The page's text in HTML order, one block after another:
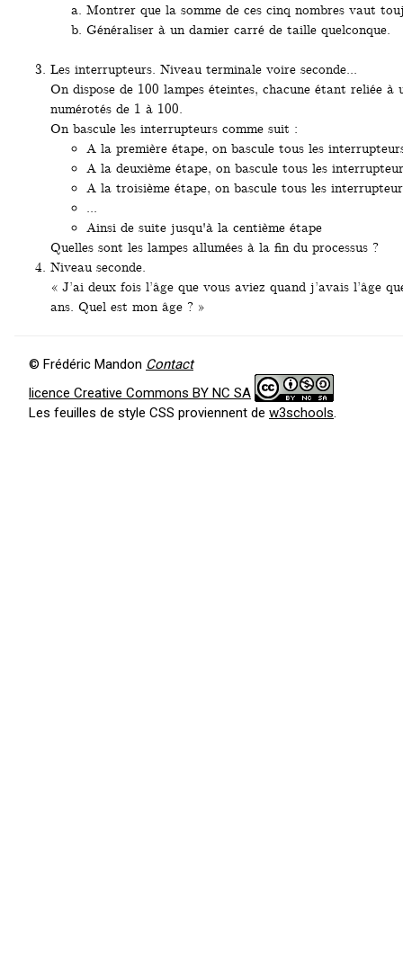
Montrer que la somme de ces cinq nombres vaut
Généraliser à un damier carré de taille quelconque.
Les interrupteurs. Niveau terminale voire seconde...
On dispose de 100 lampes éteintes, chacune étant reliée
numérotés de 1 à 100.
On bascule les interrupteurs comme suit :
A la première étape, on bascule tous les
A la deuxième étape, on bascule tous les
A la troisième étape, on bascule tous les
...
Ainsi de suite jusqu'à la centième étape
Quelles sont les lampes allumées à la fin du processus ?
Niveau seconde.
« J’ai deux fois l’âge que vous aviez quand j’avais l’âge
ans. Quel est mon âge ? »
© Frédéric Mandon Contact
licence Creative Commons BY NC SA
Les feuilles de style CSS proviennent de w3schools.